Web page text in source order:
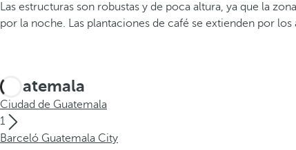
Las estructuras son robustas y de poca altura, ya que la
por la noche. Las plantaciones de café se extienden por
Guatemala
Ciudad de Guatemala
1
Barceló Guatemala City